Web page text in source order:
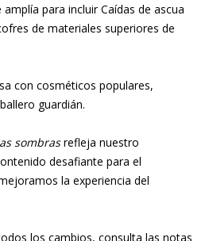
para incluir Caídas de ascua
de materiales superiores de
con cosméticos populares,
guardián.
sombrasrefleja nuestro
desafiante para el
la experiencia del
los cambios, consulta las notas